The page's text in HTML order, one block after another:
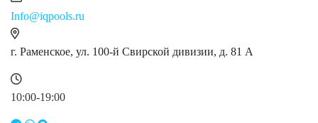
Info@iqpools.ru
г. Раменское, ул. 100-й Свирской дивизии, д. 81 А
10:00-19:00